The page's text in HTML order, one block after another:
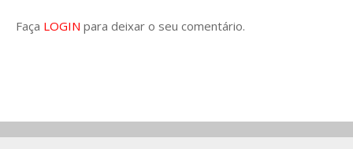
Faça LOGIN para deixar o seu comentário.